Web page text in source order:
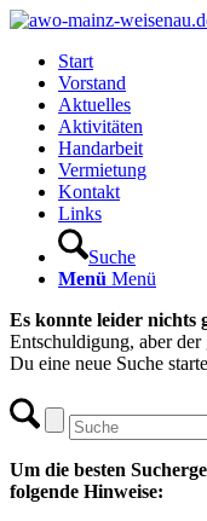
Start
Vorstand
Aktuelles
Aktivitäten
Handarbeit
Vermietung
Kontakt
Links
Suche
Menü Menü
Es konnte leider nichts
Entschuldigung, aber
Du eine neue Suche
Um die besten
folgende Hinweise: